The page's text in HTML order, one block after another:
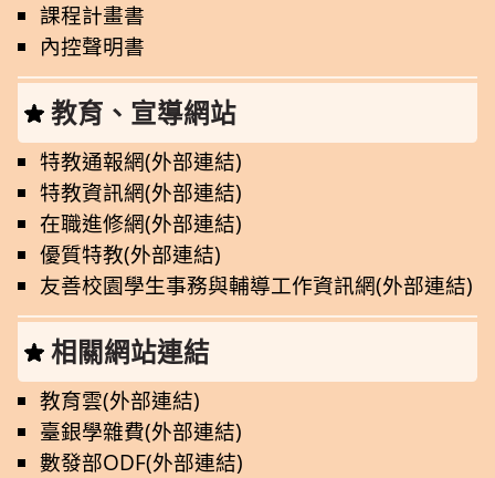
課程計畫書
內控聲明書
教育、宣導網站
特教通報網(外部連結)
特教資訊網(外部連結)
在職進修網(外部連結)
優質特教(外部連結)
友善校園學生事務與輔導工作資訊網(外部連結)
相關網站連結
教育雲(外部連結)
臺銀學雜費(外部連結)
數發部ODF(外部連結)